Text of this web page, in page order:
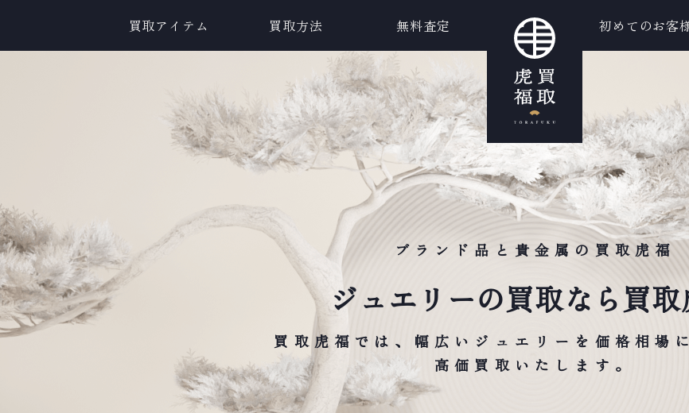
買取アイテム 買取方法 無料査定 初めてのお客
ブランド品と貴金属の買取虎福
ジュエリーの買取なら買
買取虎福では、幅広いジュエリーを 価格相場
高価買取いたします。